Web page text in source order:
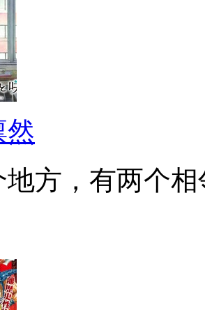
然
方，有两个相